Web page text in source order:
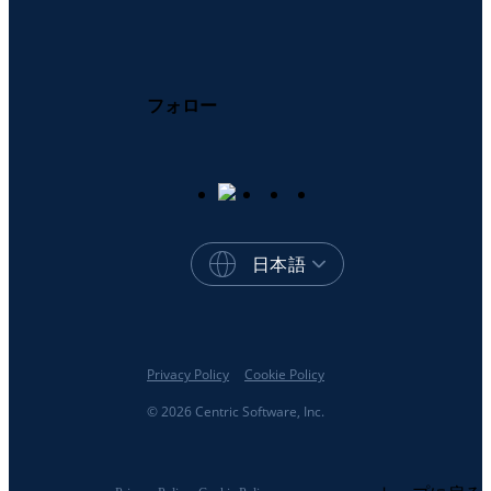
フォロー
日本語
© 2026 Centric Software, Inc.
Privacy Policy Cookie Policy